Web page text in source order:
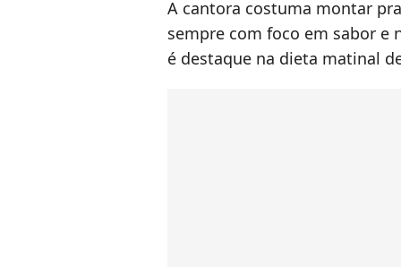
A cantora costuma montar
sempre com foco em sabor e
é destaque na dieta matinal